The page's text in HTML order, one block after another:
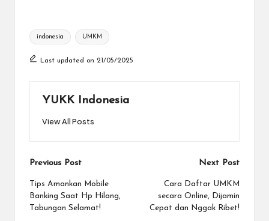
Tags:
indonesia UMKM
Last updated on 21/05/2025
YUKK Indonesia
View All Posts
Post
navigation
Previous Post
Tips Amankan Mobile
Banking Saat Hp Hilang,
Tabungan Selamat!
Next Post
Cara Daftar UMKM
secara Online, Dijamin
Cepat dan Nggak Ribet!